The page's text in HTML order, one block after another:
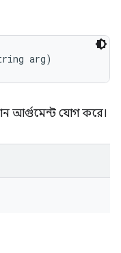
arg)
আর্গুমেন্ট যোগ করে।